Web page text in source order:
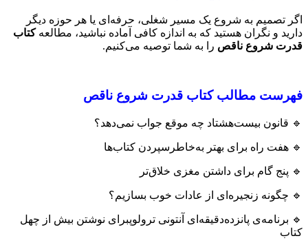
اگر تصمیم به شروع یک مسیر شغلی، حرفه‌ای یا هر حوزه دیگر
دارید و نگران هستید که به اندازه کافی آماده نباشید، مطالعهکتاب
قدرت شروع ناقص را به شما توصیه می‌کنیم.
فهرست مطالب کتاب قدرت شروع ناقص
🔹 قانون بیست‌هشتاد چه موقع جواب نمی‌دهد؟
🔹 هفت راه برای بهتر ‌به‌خاطرسپردن کتاب‌ها
🔹 پنج گام برای داشتن مغزی خلاق‌تر
🔹 چگونه زنجیره‌ای از عادات خوب بسازیم؟
🔹 برنامه‌ی پانزده‌دقیقه‌ای آنتونی ترولوپبرای نوشتن بیش از چهل
کتاب